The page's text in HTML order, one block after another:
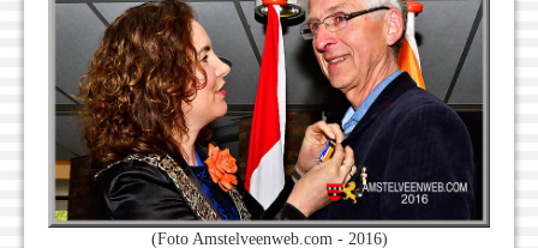
(Foto Amstelveenweb.com - 2016)